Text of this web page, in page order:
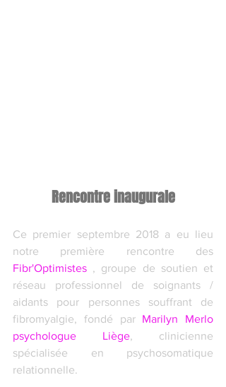
Rencontre inaugurale
Ce premier septembre 2018 a eu lieu
Fibr'Optimistes , groupe de soutien et
réseau professionnel de soignants /
aidants pour personnes souffrant de
fibromyalgie, fondé par Marilyn Merlo
psychologue Liège, clinicienne
spécialisée en psychosomatique
relationnelle.